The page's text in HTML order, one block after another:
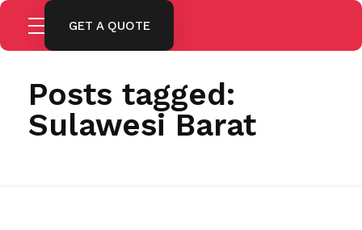
GET A QUOTE
Home
Posts tagged:
Sulawesi Barat